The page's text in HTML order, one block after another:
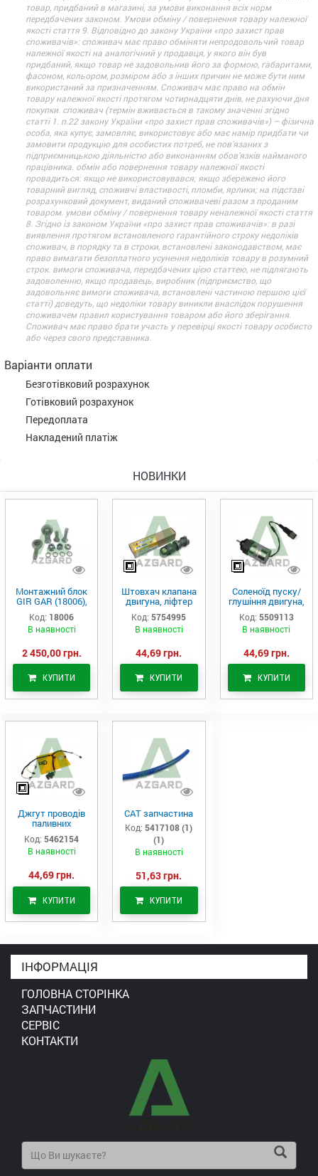
товар, придбаний в магазині, за умови виконання всіх норм
передбачених законом. Умови обміну / повернення товару належної
якості стаття 9. Відповідно до закону України «про захист прав
споживачів»: споживач має право обміняти непродовольчий товар
належної якості на аналогічний у продавця, у якого він був
придбаний, якщо товар не задовольнив його за формою, габаритами,
фасоном, кольором, розміром або з інших причин не може бути ним
використаний за призначенням. Споживач має право на обмін
товару належної якості протягом чотирнадцяти днів, не рахуючи дня
покупки. споживач (термін вживається в такому значенні згідно
статті 1. п.22 закону України «про захист прав споживачів») – фізична
особа, яка купує, замовляє, використовує або має намір придбати чи
замовити продукцію для особистих потреб, не пов’язаних з
підприємницькою діяльністю або виконанням обов’язків найманого
працівника. обмін або повернення товару належної якості
провадиться: якщо не використовувався; якщо збережено його
товарний вигляд, споживчі властивості, пломби, ярлики; на підставі
розрахунковий документ, виданий споживачеві разом з проданим
товаром. умови обміну / повернення товару неналежної якості стаття
8. Згідно із законом України «про захист прав споживачів»: в разі
виявлення протягом встановленого гарантійного строку недоліків
споживач, в порядку та в строки, встановлені законодавством, має
право вимагати безоплатного усунення недоліків товару в розумний
строк. вимоги споживача, передбачених цією статтею, не підлягають
задоволенню, якщо продавець, виробник (підприємство, що
задовольняє вимоги споживача, встановлені частиною першою цієї
статті) доведуть, що недоліки товару виникли внаслідок порушення
споживачем правил користування товаром або його зберігання.
Споживач має право брати участь у перевірці якості товару особисто
або через свого представника.
Варіанти оплати
Безготівковий розрахунок
Готівковий розрахунок
Передоплата
Накладений платіж
НОВИНКИ
Монтажний блок
GIR GAR (18006),
Аналог
Код: 18006
В наявності
2 450,00 грн.
КУПИТИ
Штовхач клапана
двигуна, ліфтер
(575-4995)
Код: 5754995
В наявності
44,69 грн.
КУПИТИ
Соленоїд пуску/
глушіння двигуна,
актуатор (550-
9113)
Код: 5509113
В наявності
44,69 грн.
КУПИТИ
Джгут проводів
паливних
форсунок CAT
C7/C9 (546-2154)
Код: 5462154
В наявності
44,69 грн.
КУПИТИ
САТ запчастина
Код: 5417108 (1)
(1)
В наявності
51,63 грн.
КУПИТИ
ІНФОРМАЦІЯ
ГОЛОВНА СТОРІНКА
ЗАПЧАСТИНИ
СЕРВІС
КОНТАКТИ